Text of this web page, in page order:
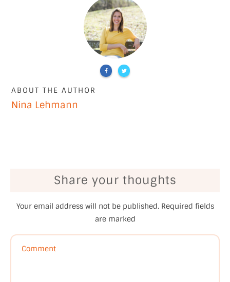
ABOUT THE AUTHOR
Nina Lehmann
Share your thoughts
Your email address will not be published.Required fields
are marked